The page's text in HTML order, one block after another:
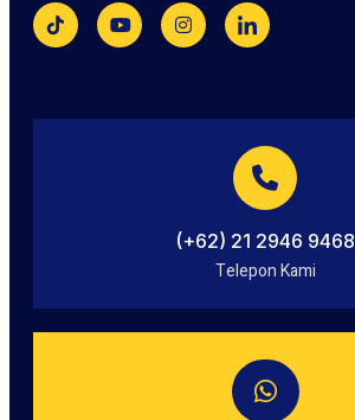
(+62) 21 2946 9468
Telepon Kami